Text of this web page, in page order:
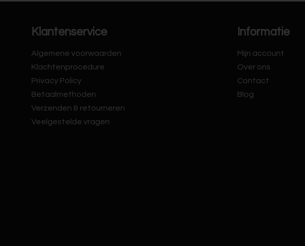
Klantenservice
Algemene voorwaarden
Klachtenprocedure
Privacy Policy
Betaalmethoden
Verzenden & retourneren
Veelgestelde vragen
Informatie
Mijn account
Over ons
Contact
Blog